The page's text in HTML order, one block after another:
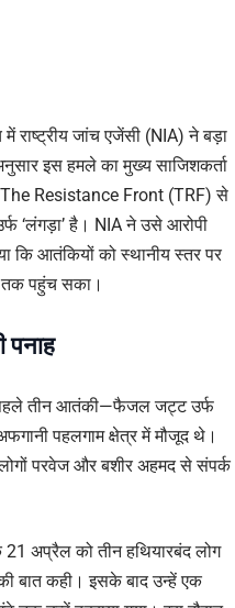
राष्ट्रीय जांच एजेंसी (NIA) ने बड़ा
इस हमले का मुख्य साजिशकर्ता
Resistance Front (TRF) से
‘लंगड़ा’ है। NIA ने उसे आरोपी
कि आतंकियों को स्थानीय स्तर पर
तक पहुंच सका।
पनाह
तीन आतंकी—फैजल जट्ट उर्फ
पहलगाम क्षेत्र में मौजूद थे।
परवेज और बशीर अहमद से संपर्क
21 अप्रैल को तीन हथियारबंद लोग
बात कही। इसके बाद उन्हें एक